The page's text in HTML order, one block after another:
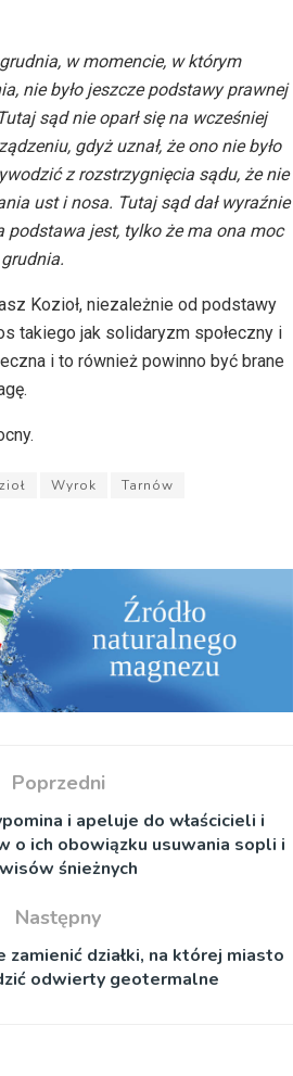
w momencie, w którym
nie było jeszcze podstawy prawnej
sąd nie oparł się na wcześniej
gdyż uznał, że ono nie było
z rozstrzygnięcia sądu, że nie
ust i nosa. Tutaj sąd dał wyraźnie
podstawa jest, tylko że ma ona moc
Kozioł, niezależnie od podstawy
takiego jak solidaryzm społeczny i
i to również powinno być brane
Wyrok
Tarnów
Poprzedni
i apeluje do właścicieli i
o ich obowiązku usuwania sopli i
śnieżnych
Następny
zamienić działki, na której miasto
odwierty geotermalne